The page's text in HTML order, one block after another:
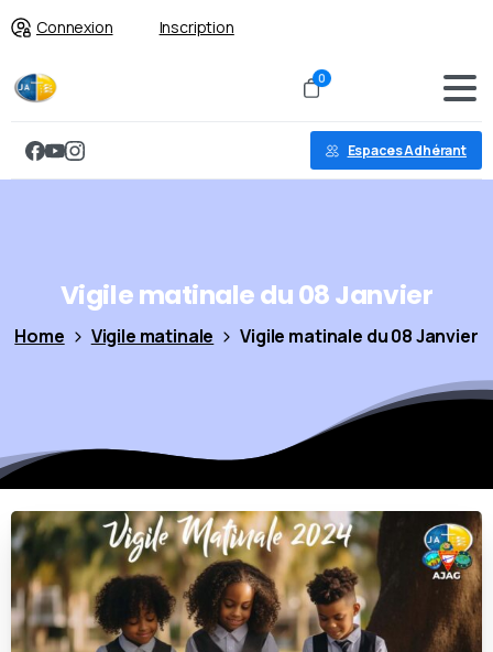
Connexion Inscription
0
Espaces Adhérant
Vigilematinaledu08Janvier
Home Vigile matinale Vigile matinale du 08 Janvier